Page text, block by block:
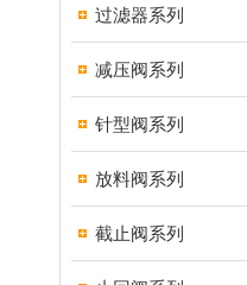
过滤器系列
减压阀系列
针型阀系列
放料阀系列
截止阀系列